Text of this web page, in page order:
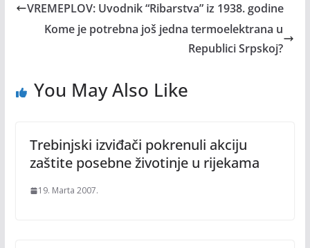
VREMEPLOV: Uvodnik “Ribarstva” iz 1938. godine
Kome je potrebna još jedna termoelektrana u
Republici Srpskoj?
You May Also Like
Trebinjski izviđači pokrenuli akciju
zaštite posebne životinje u rijekama
19. Marta 2007.